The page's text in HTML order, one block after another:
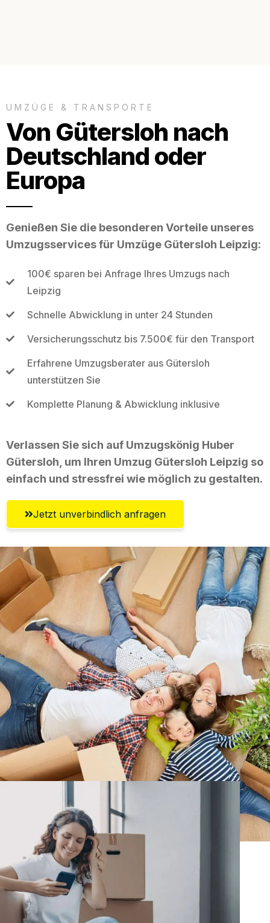
UMZÜGE & TRANSPORTE
Von Gütersloh nach
Deutschland oder
Europa
Genießen Sie die besonderen Vorteile unseres
Umzugsservices für Umzüge Gütersloh Leipzig:
100€ sparen bei Anfrage Ihres Umzugs nach
Leipzig
Schnelle Abwicklung in unter 24 Stunden
Versicherungsschutz bis 7.500€ für den Transport
Erfahrene Umzugsberater aus Gütersloh
unterstützen Sie
Komplette Planung & Abwicklung inklusive
Verlassen Sie sich auf Umzugskönig Huber
Gütersloh, um Ihren Umzug Gütersloh Leipzig so
einfach und stressfrei wie möglich zu gestalten.
Jetzt unverbindlich anfragen